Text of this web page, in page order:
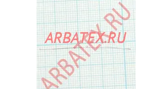
В корзину
Купить в 1 клик Сравнение
В избранное